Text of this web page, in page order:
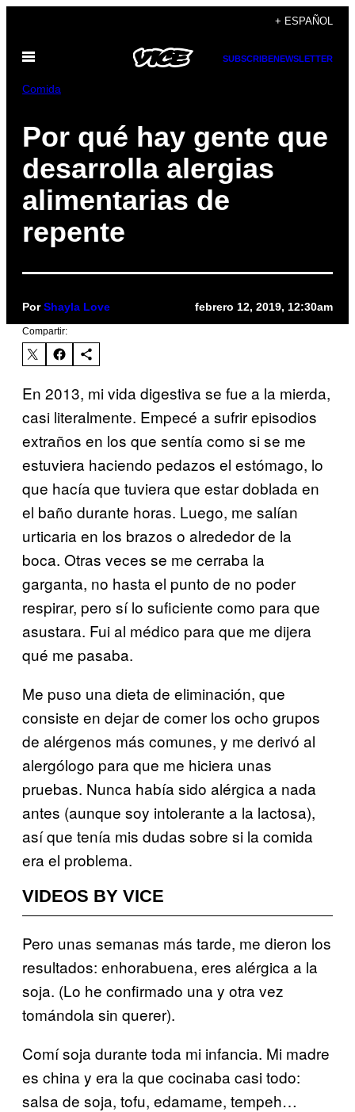
contenido
+ ESPAÑOL
Abrir
SUBSCRIBENEWSLETTER
Comida
Por qué hay gente que
desarrolla alergias
alimentarias de
repente
PorShayla Love febrero 12, 2019, 12:30am
Compartir:
En 2013, mi vida digestiva se fue a la mierda,
casi literalmente. Empecé a sufrir episodios
extraños en los que sentía como si se me
estuviera haciendo pedazos el estómago, lo
que hacía que tuviera que estar doblada en
el baño durante horas. Luego, me salían
urticaria en los brazos o alrededor de la
boca. Otras veces se me cerraba la
garganta, no hasta el punto de no poder
respirar, pero sí lo suficiente como para que
asustara. Fui al médico para que me dijera
qué me pasaba.
Me puso una dieta de eliminación, que
consiste en dejar de comer los ocho grupos
de alérgenos más comunes, y me derivó al
alergólogo para que me hiciera unas
pruebas. Nunca había sido alérgica a nada
antes (aunque soy intolerante a la lactosa),
así que tenía mis dudas sobre si la comida
era el problema.
VIDEOS BY VICE
Pero unas semanas más tarde, me dieron los
resultados: enhorabuena, eres alérgica a la
soja. (Lo he confirmado una y otra vez
tomándola sin querer).
Comí soja durante toda mi infancia. Mi madre
es china y era la que cocinaba casi todo:
salsa de soja, tofu, edamame, tempeh…